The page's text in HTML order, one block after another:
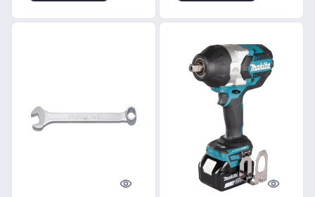
Quick look Quick